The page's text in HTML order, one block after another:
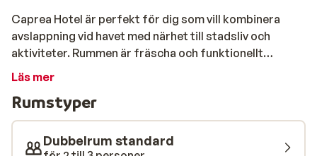
Caprea Hotel är perfekt för dig som vill kombinera
avslappning vid havet med närhet till stadsliv och
aktiviteter. Rummen är fräscha och funktionellt
inredda i ljusa färger och med moderna
4 km från Marmaris centrum – enkelt att ta sig dit med
lokal dolmuş. Här får du både lugn och liv, sol och skön
semesterstämning. Kliv rakt ut på stranden eller luta
Läs mer
Rumstyper
Dubbelrum standard